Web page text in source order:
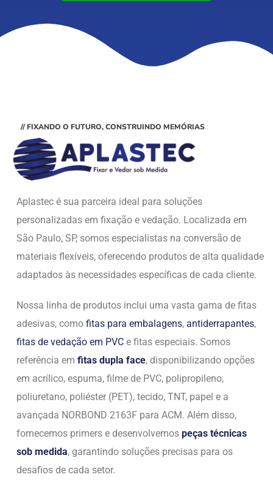
// FIXANDO O FUTURO, CONSTRUINDO MEMÓRIAS
Aplastec é sua parceira ideal para soluções
personalizadas em fixação e vedação. Localizada em
São Paulo, SP, somos especialistas na conversão de
materiais flexíveis, oferecendo produtos de alta qualidade
adaptados às necessidades específicas de cada cliente.
Nossa linha de produtos inclui uma vasta gama de fitas
adesivas, como fitas para embalagens, antiderrapantes,
fitas de vedação em PVC e fitas especiais. Somos
referência em fitas dupla face, disponibilizando opções
em acrílico, espuma, filme de PVC, polipropileno,
poliuretano, poliéster (PET), tecido, TNT, papel e a
avançada NORBOND 2163F para ACM. Além disso,
fornecemos primers e desenvolvemos peças técnicas
sob medida, garantindo soluções precisas para os
desafios de cada setor.